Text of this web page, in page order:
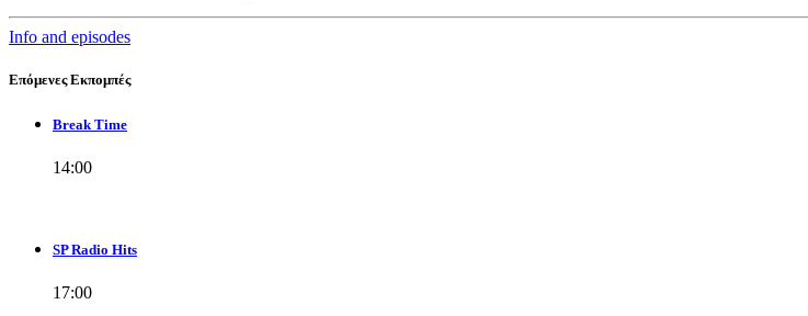
Info and episodes
Επόμενες Εκπομπές
Break Time
14:00
SP Radio Hits
17:00